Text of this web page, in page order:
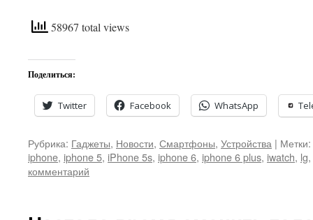
58967 total views
Поделиться:
Twitter Facebook WhatsApp
Рубрика: Гаджеты, Новости, Смартфоны, Устройства | Метки:
iphone, iphone 5, iPhone 5s, iphone 6, iphone 6 plus, iwatch, lg,
комментарий